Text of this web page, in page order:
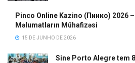
Pinco Online Kazino (Пинко) 2026
Məlumatların Mühafizəsi
15 DE JUNHO DE 2026
Sine Porto Alegre tem